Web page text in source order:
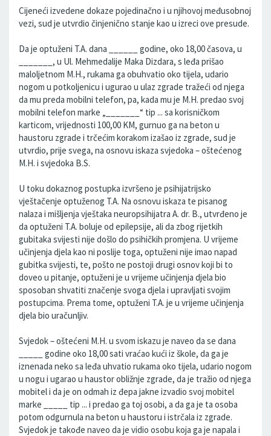
Cijeneći izvedene dokaze pojedinačno i u njihovoj međusobnoj
vezi, sud je utvrdio činjenično stanje kao u izreci ove presude.
Da je optuženi T.A. dana ______ godine, oko 18,00 časova, u
_______, u Ul. Mehmedalije Maka Dizdara, s leđa prišao
maloljetnom M.H., rukama ga obuhvatio oko tijela, udario
nogom u potkoljenicu i ugurao u ulaz zgrade tražeći od njega
da mu preda mobilni telefon, pa, kada mu je M.H. predao svoj
mobilni telefon marke „_______“ tip ... sa korisničkom
karticom, vrijednosti 100,00 KM, gurnuo ga na beton u
haustoru zgrade i trčećim korakom izašao iz zgrade, sud je
utvrdio, prije svega, na osnovu iskaza svjedoka – oštećenog
M.H. i svjedoka B.S.
U toku dokaznog postupka izvršeno je psihijatrijsko
vještačenje optuženog T.A. Na osnovu iskaza te pisanog
nalaza i mišljenja vještaka neuropsihijatra A. dr. B., utvrđeno je
da optuženi T.A. boluje od epilepsije, ali da zbog rijetkih
gubitaka svijesti nije došlo do psihičkih promjena. U vrijeme
učinjenja djela kao ni poslije toga, optuženi nije imao napad
gubitka svijesti, te, pošto ne postoji drugi osnov koji bi to
doveo u pitanje, optuženi je u vrijeme učinjenja djela bio
sposoban shvatiti značenje svoga djela i upravljati svojim
postupcima. Prema tome, optuženi T.A. je u vrijeme učinjenja
djela bio uračunljiv.
Svjedok – oštećeni M.H. u svom iskazu je naveo da se dana
_____ godine oko 18,00 sati vraćao kući iz škole, da ga je
iznenada neko sa leđa uhvatio rukama oko tijela, udario nogom
u nogu i ugarao u haustor obližnje zgrade, da je tražio od njega
mobitel i da je on odmah iz đepa jakne izvadio svoj mobitel
marke _____ tip ... i predao ga toj osobi, a da ga je ta osoba
potom odgurnula na beton u haustoru i istrčala iz zgrade.
Svjedok je takođe naveo da je vidio osobu koja ga je napala i